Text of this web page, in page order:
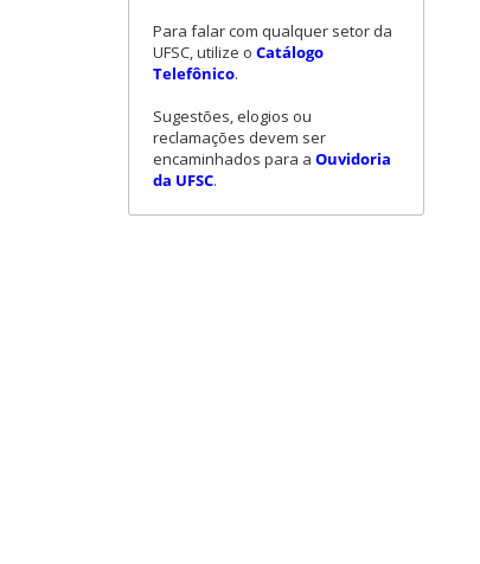
Para falar com qualquer setor da
UFSC, utilize o Catálogo
Telefônico.
Sugestões, elogios ou
reclamações devem ser
encaminhados para a Ouvidoria
da UFSC.